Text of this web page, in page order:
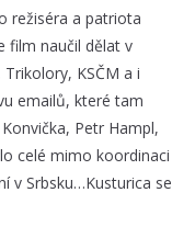
režiséra a patriota
film naučil dělat v
KSČM a i
emailů, které tam
Petr Hampl,
celé mimo koordinaci
v Srbsku…Kusturica se